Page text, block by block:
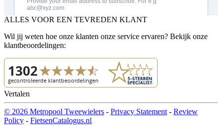
ALLES VOOR EEN TEVREDEN KLANT
Wil jij weten hoe onze klanten onze service ervaren? Bekijk onze
klantbeoordelingen:
Vertalen
© 2026 Metropool Tweewielers - Privacy Statement - Review
Policy - FietsenCatalogus.nl